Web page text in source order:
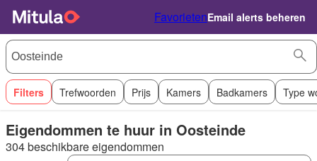
FavorietenEmail alerts beheren
Filters Trefwoorden Prijs Kamers Badkamers Type
Eigendommen te huur in Oosteinde
304 beschikbare eigendommen